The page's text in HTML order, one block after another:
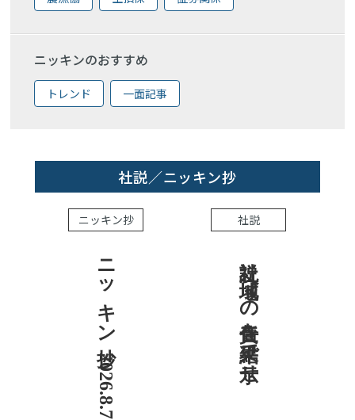
ニッキンのおすすめ
トレンド 一面記事
社説／ニッキン抄
ニッキン抄
ニッキン抄 2026.8.7
社説
社説 地域への責任を結果で示せ